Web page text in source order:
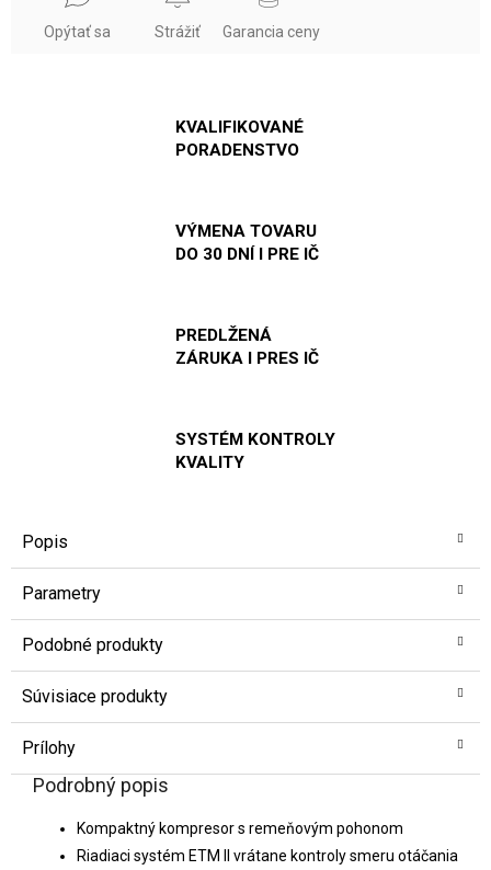
Opýtať sa Strážiť Garancia ceny
KVALIFIKOVANÉ
PORADENSTVO
VÝMENA TOVARU
DO 30 DNÍ I PRE IČ
PREDLŽENÁ
ZÁRUKA I PRES IČ
SYSTÉM KONTROLY
KVALITY
Popis
Parametry
Podobné produkty
Súvisiace produkty
Prílohy
Podrobný popis
Kompaktný kompresor s remeňovým pohonom
Riadiaci systém ETM II vrátane kontroly smeru otáčania